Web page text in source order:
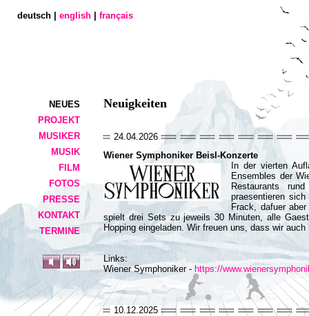
NEUES
PROJEKT
MUSIKER
MUSIK
FILM
FOTOS
PRESSE
KONTAKT
TERMINE
deutsch | english français
Neuigkeiten
24.04.2026
Wiener Symphoniker Beisl-Konzerte
In der vierten
Ensembles der
Restaurants
praesentieren
Frack, dafuer
spielt drei Sets zu jeweils 30 Minuten, alle
Hopping eingeladen. Wir freuen uns, dass wir
Links:
Wiener Symphoniker - https://
10.12.2025